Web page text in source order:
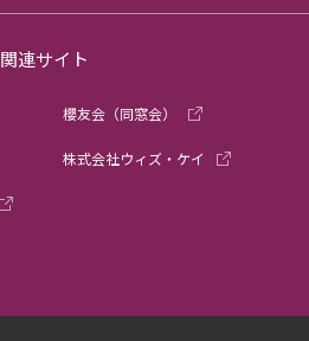
関連サイト
櫻友会（同窓会）
株式会社ウィズ・ケイ